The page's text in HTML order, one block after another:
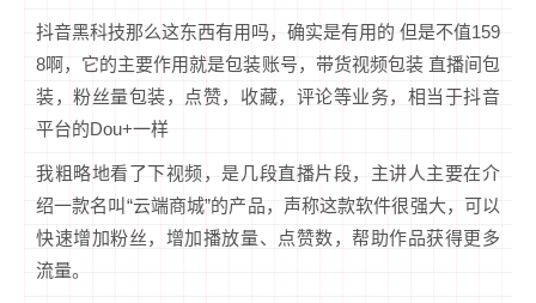
抖音黑科技那么这东西有用吗，确实是有用的 但是不值159
8啊，它的主要作用就是包装账号，带货视频包装 直播间包
装，粉丝量包装，点赞，收藏，评论等业务，相当于抖音
平台的Dou+一样
我粗略地看了下视频，是几段直播片段，主讲人主要在介
绍一款名叫“云端商城”的产品，声称这款软件很强大，可以
快速增加粉丝，增加播放量、点赞数，帮助作品获得更多
流量。